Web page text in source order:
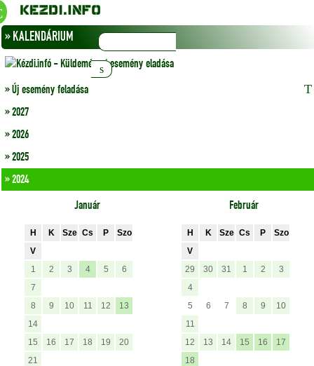
» KALENDÁRIUM
» Új esemény feladása
» 2027
» 2026
» 2025
» 2024
Január
H K Sze Cs P
Szo
V
1
2 3 4 5
6
7
8
9 10 11 12
13
14
15
16 17 18 19
20
21
Február
H K Sze Cs P
Szo
V
29
30 31 1 2
3
4
5
6 7 8 9
10
11
12
13 14 15 16
17
18